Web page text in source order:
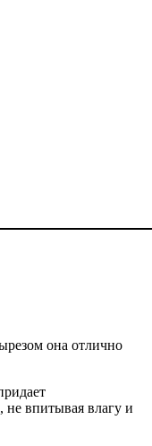
она отлично
не впитывая влагу и